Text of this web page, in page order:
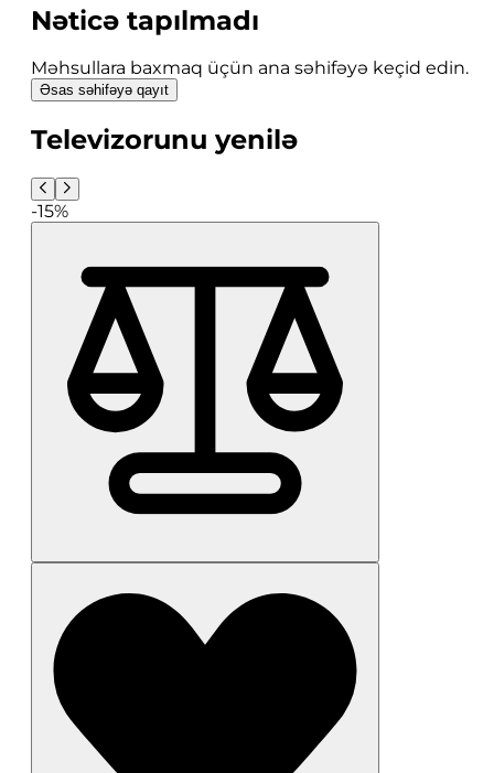
Nəticə tapılmadı
Məhsullara baxmaq üçün ana səhifəyə keçid edin.
Əsas səhifəyə qayıt
Televizorunu yenilə
-15%